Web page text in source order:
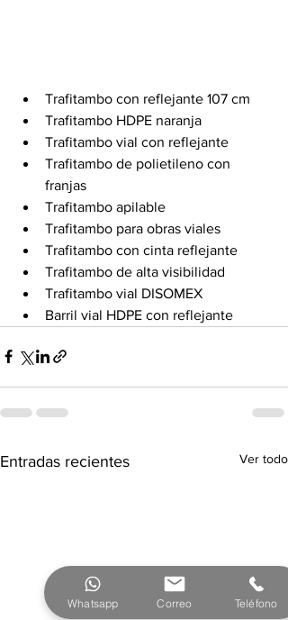
Trafitambo con reflejante 107 cm
Trafitambo HDPE naranja
Trafitambo vial con reflejante
Trafitambo de polietileno con
franjas
Trafitambo apilable
Trafitambo para obras viales
Trafitambo con cinta reflejante
Trafitambo de alta visibilidad
Trafitambo vial DISOMEX
Barril vial HDPE con reflejante
Entradas recientes Ver todo
Whatsapp Correo Teléfono